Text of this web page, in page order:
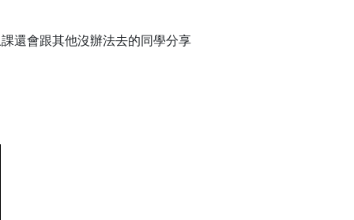
還會跟其他沒辦法去的同學分享